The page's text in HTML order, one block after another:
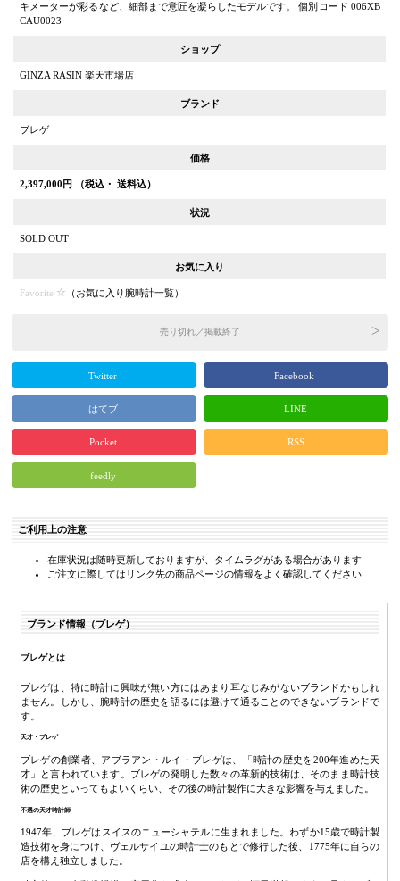
キメーターが彩るなど、細部まで意匠を凝らしたモデルです。 個別コード 006XB
CAU0023
ショップ
GINZA RASIN 楽天市場店
ブランド
ブレゲ
価格
2,397,000 円 （税込・ 送料込）
状況
SOLD OUT
お気に入り
Favorite （お気に入り腕時計一覧）
売り切れ／掲載終了
Twitter Facebook
はてブ LINE
Pocket RSS
feedly
ご利用上の注意
在庫状況は随時更新しておりますが、タイムラグがある場合があります
ご注文に際してはリンク先の商品ページの情報をよく確認してください
ブランド情報（ブレゲ）
ブレゲとは
ブレゲは、特に時計に興味が無い方にはあまり耳なじみがないブランドかもしれ
ません。しかし、腕時計の歴史を語るには避けて通ることのできないブランドで
す。
天才・ブレゲ
ブレゲの創業者、アブラアン・ルイ・ブレゲは、「時計の歴史を200年進めた天
才」と言われています。ブレゲの発明した数々の革新的技術は、そのまま時計技
術の歴史といってもよいくらい、その後の時計製作に大きな影響を与えました。
不遇の天才時計師
1947年、ブレゲはスイスのニューシャテルに生まれました。わずか15歳で時計製
造技術を身につけ、ヴェルサイユの時計士のもとで修行した後、1775年に自らの
店を構え独立しました。